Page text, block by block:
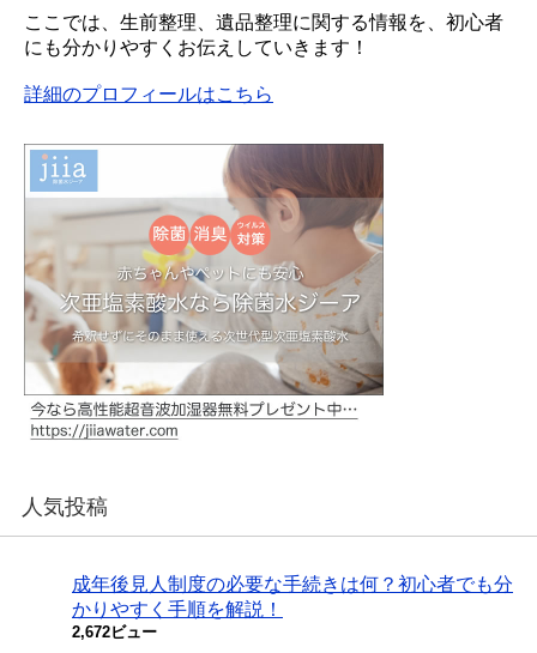
ここでは、生前整理、遺品整理に関する情報を、初心者
にも分かりやすくお伝えしていきます！
詳細のプロフィールはこちら
人気投稿
成年後見人制度の必要な手続きは何？初心者でも分
かりやすく手順を解説！
2,672ビュー